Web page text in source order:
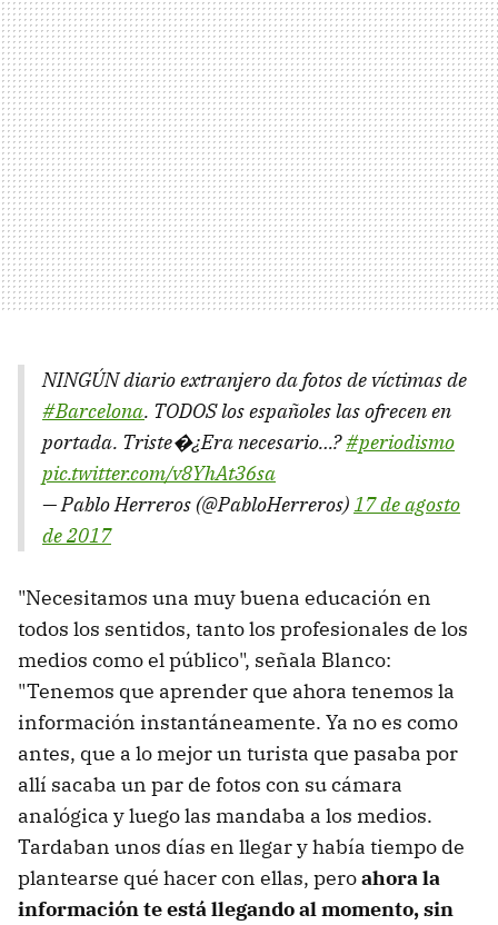
NINGÚN diario extranjero da fotos de víctimas de
#Barcelona. TODOS los españoles las ofrecen en
portada. Triste�¿Era necesario…?#periodismo
pic.twitter.com/v8YhAt36sa
— Pablo Herreros (@PabloHerreros)17 de agosto
de 2017
"Necesitamos una muy buena educación en
todos los sentidos, tanto los profesionales de los
medios como el público", señala Blanco:
"Tenemos que aprender que ahora tenemos la
información instantáneamente. Ya no es como
antes, que a lo mejor un turista que pasaba por
allí sacaba un par de fotos con su cámara
analógica y luego las mandaba a los medios.
Tardaban unos días en llegar y había tiempo de
plantearse qué hacer con ellas, peroahora la
información te está llegando al momento, sin